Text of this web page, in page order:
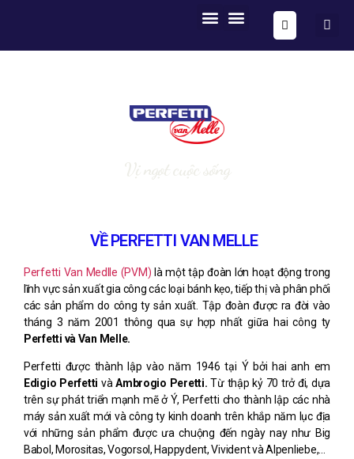
Vị ngọt cuộc sống
VỀ PERFETTI VAN MELLE
Perfetti Van Medlle (PVM) là một tập đoàn lớn hoạt động trong
lĩnh vực sản xuất gia công các loại bánh kẹo, tiếp thị và phân phối
các sản phẩm do công ty sản xuất. Tập đoàn được ra đời vào
tháng 3 năm 2001 thông qua sự hợp nhất giữa hai công ty
Perfetti và Van Melle.
Perfetti được thành lập vào năm 1946 tại Ý bởi hai anh em
Edigio Perfetti vàAmbrogio Peretti. Từ thập kỷ 70 trở đi, dựa
trên sự phát triển mạnh mẽ ở Ý, Perfetti cho thành lập các nhà
máy sản xuất mới và công ty kinh doanh trên khắp năm lục địa
với những sản phẩm được ưa chuộng đến ngày nay như Big
Babol, Morositas, Vogorsol, Happydent, Vivident và Alpenliebe,…